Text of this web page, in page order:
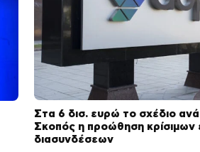
Στα 6 δισ. ευρώ το σχέδιο
Σκοπός η προώθηση κρίσιμων
διασυνδέσεων